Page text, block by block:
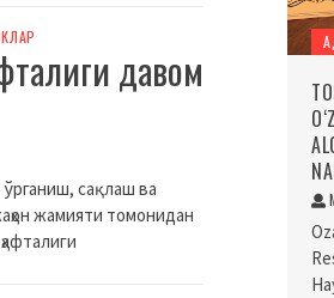
давом
сақлаш ва
жамияти томонидан